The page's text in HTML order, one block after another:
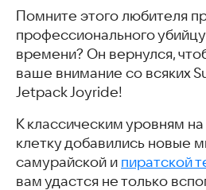
Помните этого любителя
профессионального
времени? Он вернулся,
ваше внимание со всяких
Jetpack Joyride!
К классическим уровням на
клетку добавились новые
самурайской и пиратской
вам удастся не только